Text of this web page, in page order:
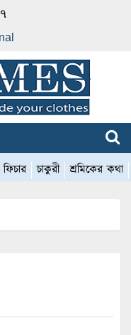
ফিচার চাকুরী শ্রমিকের কথা